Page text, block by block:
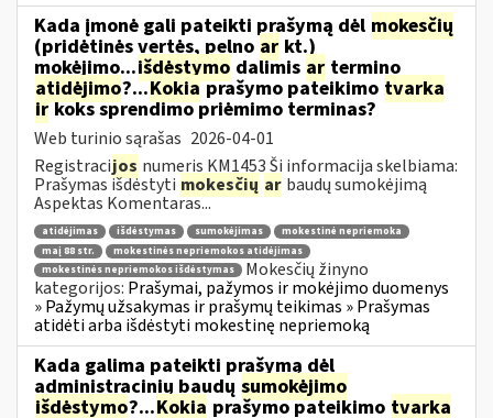
Kada įmonė gali pateikti prašymą dėl mokesčių
(pridėtinės vertės, pelno ar kt.)
mokėjimo...išdėstymo dalimis ar termino
atidėjimo?...Kokiaprašymo pateikimo tvarka
irkoks sprendimo priėmimo terminas?
Web turinio sąrašas 2026-04-01
Registracijos numeris KM1453 Ši informacija skelbiama:
Prašymas išdėstyti mokesčių ar baudų sumokėjimą
Aspektas Komentaras...
atidėjimas išdėstymas sumokėjimas
mokestinė nepriemoka
maį 88 str.
mokestinės nepriemokos atidėjimas
mokestinės nepriemokos išdėstymas
Mokesčių žinyno
kategorijos: Prašymai, pažymos ir mokėjimo duomenys
» Pažymų užsakymas ir prašymų teikimas » Prašymas
atidėti arba išdėstyti mokestinę nepriemoką
Kada galima pateikti prašymą dėl
administracinių baudų sumokėjimo
išdėstymo?...Kokia prašymo pateikimo tvarka